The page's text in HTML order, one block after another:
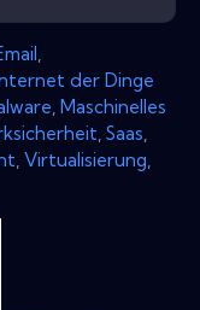
der Dinge
Maschinelles
Saas
Virtualisierung